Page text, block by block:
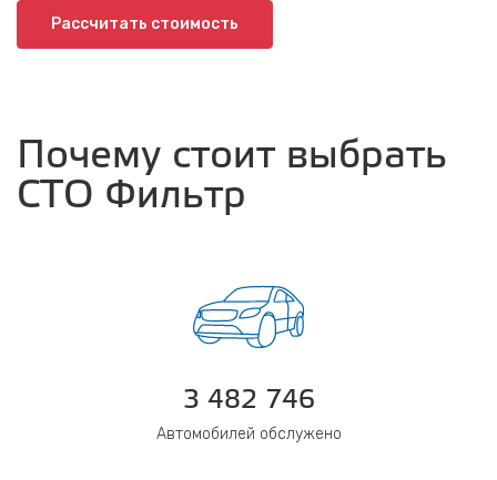
Рассчитать стоимость
Почему стоит выбрать
СТО Фильтр
3 482 746
Автомобилей обслужено